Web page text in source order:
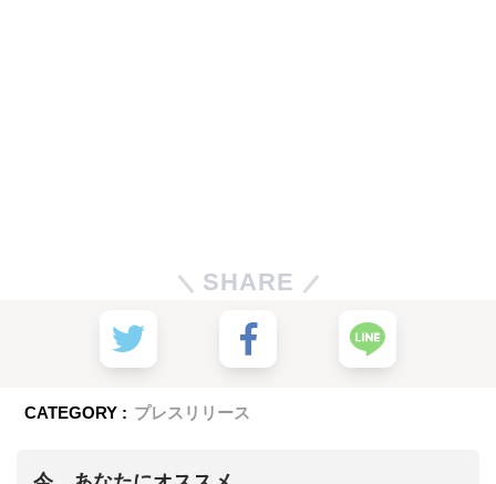
SHARE
CATEGORY : プレスリリース